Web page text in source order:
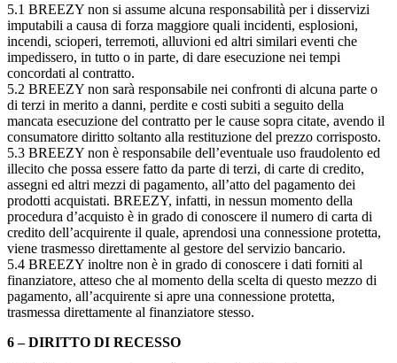
5.1 BREEZY non si assume alcuna responsabilità per i disservizi
imputabili a causa di forza maggiore quali incidenti, esplosioni,
incendi, scioperi, terremoti, alluvioni ed altri similari eventi che
impedissero, in tutto o in parte, di dare esecuzione nei tempi
concordati al contratto.
5.2 BREEZY non sarà responsabile nei confronti di alcuna parte o
di terzi in merito a danni, perdite e costi subiti a seguito della
mancata esecuzione del contratto per le cause sopra citate, avendo il
consumatore diritto soltanto alla restituzione del prezzo corrisposto.
5.3 BREEZY non è responsabile dell’eventuale uso fraudolento ed
illecito che possa essere fatto da parte di terzi, di carte di credito,
assegni ed altri mezzi di pagamento, all’atto del pagamento dei
prodotti acquistati. BREEZY, infatti, in nessun momento della
procedura d’acquisto è in grado di conoscere il numero di carta di
credito dell’acquirente il quale, aprendosi una connessione protetta,
viene trasmesso direttamente al gestore del servizio bancario.
5.4 BREEZY inoltre non è in grado di conoscere i dati forniti al
finanziatore, atteso che al momento della scelta di questo mezzo di
pagamento, all’acquirente si apre una connessione protetta,
trasmessa direttamente al finanziatore stesso.
6 – DIRITTO DI RECESSO